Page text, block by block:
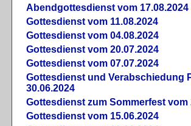
Abendgottesdienst vom 17.08.2024
Gottesdienst vom 11.08.2024
Gottesdienst vom 04.08.2024
Gottesdienst vom 20.07.2024
Gottesdienst vom 07.07.2024
Gottesdienst und Verabschiedung
30.06.2024
Gottesdienst zum Sommerfest vom
Gottesdienst vom 15.06.2024